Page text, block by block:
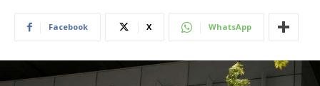
Facebook X WhatsApp